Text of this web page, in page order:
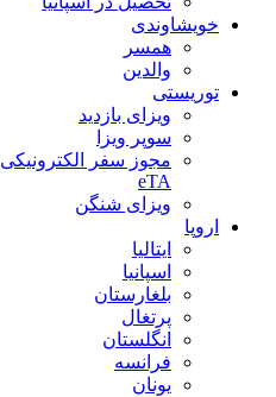
خویشاوندی
همسر
والدین
توریستی
ویزای بازدید
سوپر ویزا
مجوز سفر الکترونیکی
eTA
ویزای شنگن
اروپا
ایتالیا
اسپانیا
بلغارستان
پرتغال
انگلستان
فرانسه
یونان